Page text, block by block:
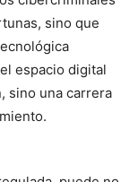
sino que
espacio digital
sino una carrera